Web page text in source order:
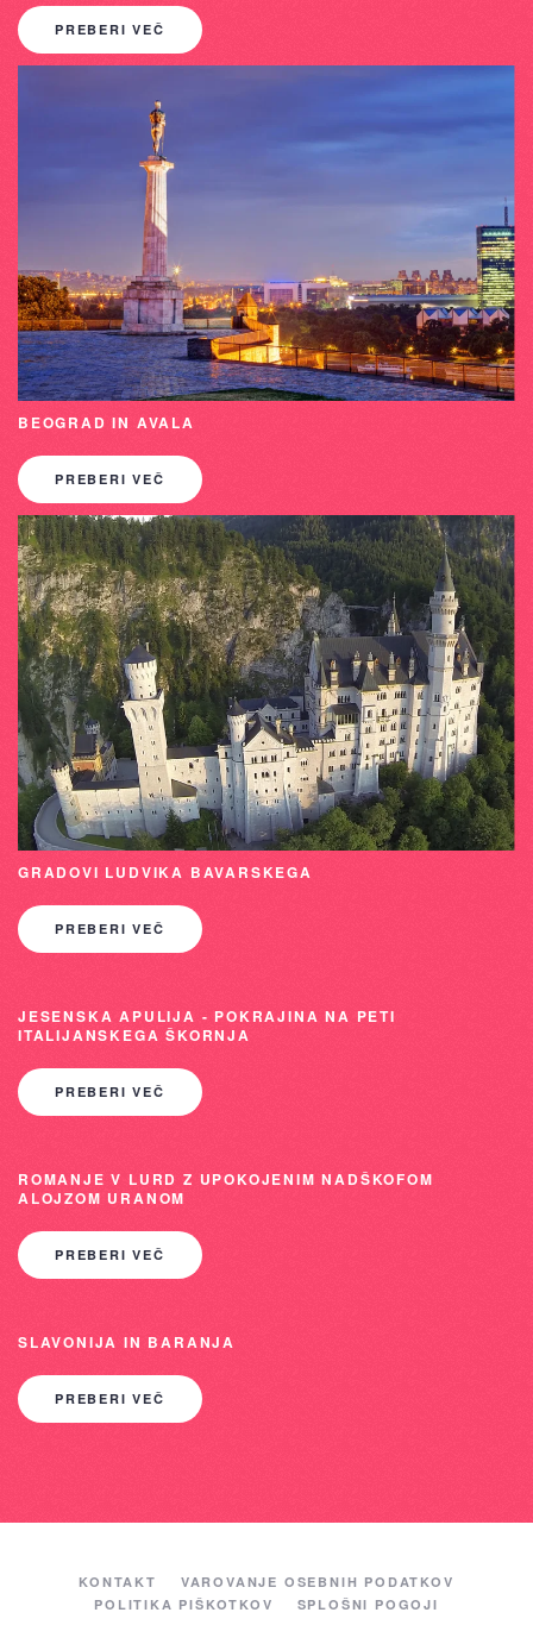
PREBERI VEČ
BEOGRAD IN AVALA
PREBERI VEČ
GRADOVI LUDVIKA BAVARSKEGA
PREBERI VEČ
JESENSKA APULIJA - POKRAJINA NA PETI
ITALIJANSKEGA ŠKORNJA
PREBERI VEČ
ROMANJE V LURD Z UPOKOJENIM NADŠKOFOM
ALOJZOM URANOM
PREBERI VEČ
SLAVONIJA IN BARANJA
PREBERI VEČ
KONTAKT
VAROVANJE OSEBNIH PODATKOV
POLITIKA PIŠKOTKOV
SPLOŠNI POGOJI